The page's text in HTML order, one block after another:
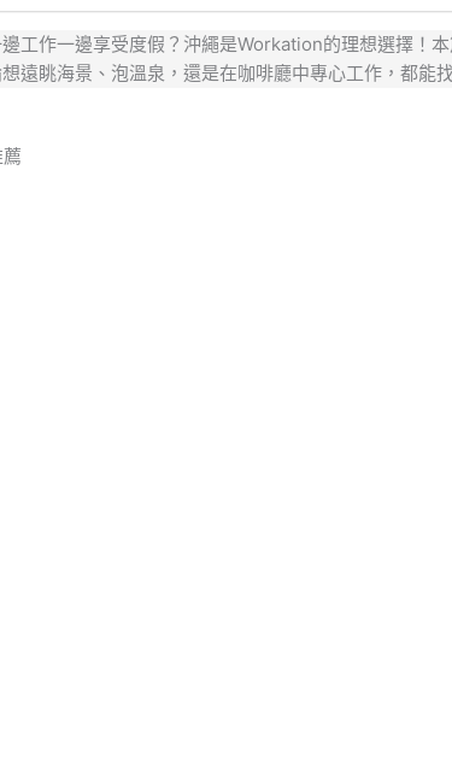
工作一邊享受度假？沖繩是Workation的理想選擇！
遠眺海景、泡溫泉，還是在咖啡廳中專心工作，都能